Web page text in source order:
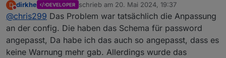
hinsichtlich der Connectivity zu machen, z.b.
ausgeben, wenn er sich verbindet und ob das
erfolgreich war....
EDIT: im Debug log sehe ich überhaupt nichts zu dem
zweiten Kalender. sieht ganz so aus als würde der
garnicht abgearbeitet....
D
Nicht stören
dirkhe DEVELOPER schrieb am 20. Mai 2024, 19:37
zuletzt editiert von
@chris299 Das Problem war tatsächlich die Anpassung
an der config. Die haben das Schema für password
angepasst, Da habe ich das auch so angepasst, dass es
keine Warnung mehr gab. Allerdings wurde das